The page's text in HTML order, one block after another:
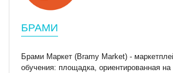
БРАМИ
Брами Маркет (Bramy Market) -
обучения: площадка, ориентированная на